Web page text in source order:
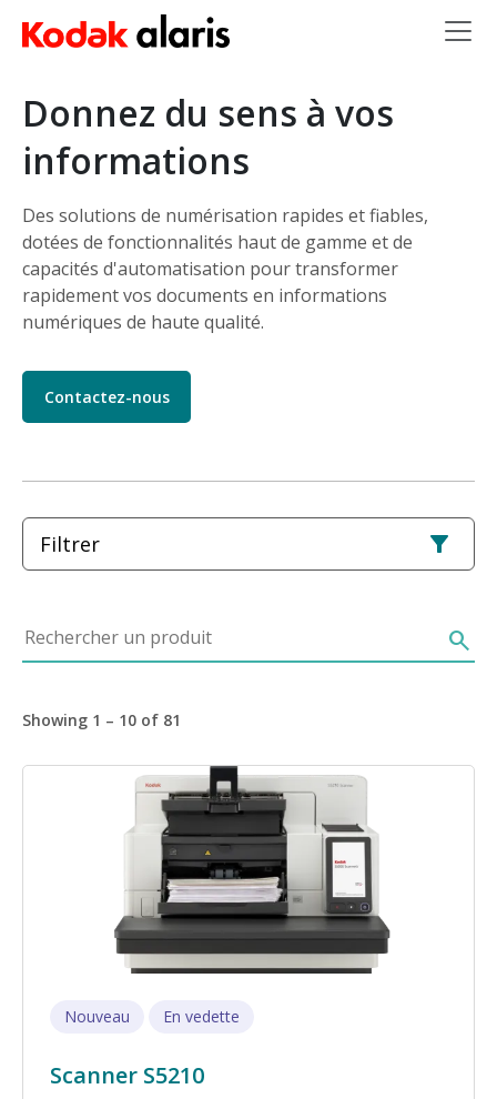
Skip to main content
Donnez du sens à vos
informations
Des solutions de numérisation rapides et fiables,
dotées de fonctionnalités haut de gamme et de
capacités d'automatisation pour transformer
rapidement vos documents en informations
numériques de haute qualité.
Contactez-nous
Filtrer
Rechercher un produit search
Showing 1 – 10 of 81
Image
Nouveau En vedette
Scanner S5210